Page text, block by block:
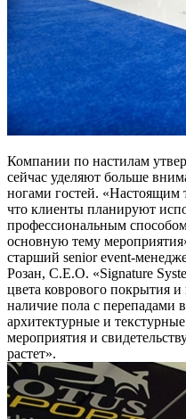
Компании по настилам
сейчас уделяют больше
ногами гостей. «Настоящим
что клиенты планируют
профессиональным
основную тему
старший senior event-
Розан, C.E.O. «Signature
цвета коврового покрытия
наличие пола с перепадами
архитектурные и
мероприятия и
растет».